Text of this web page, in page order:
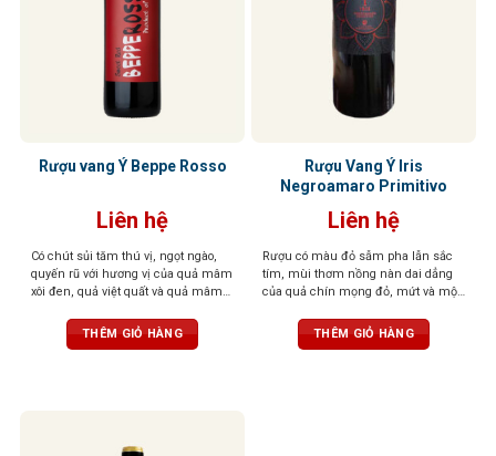
Rượu vang Ý Beppe Rosso
Liên hệ
Có chút sủi tăm thú vị, ngọt ngào,
quyến rũ với hương vị của quả mâm
xôi đen, quả việt quất và quả mâm
THÊM GIỎ HÀNG
Rượu Vang Ý Iris
Negroamaro Primitivo
Liên hệ
Rượu có màu đỏ sẫm pha lẫn sắc
tím, mùi thơm nồng nàn dai dẳng
của quả chín mọng đỏ, mứt và một
rượu tròn đầy, tannin mạnh mẽ,
cân bằng tuyệt vời
THÊM GIỎ HÀNG